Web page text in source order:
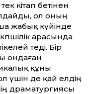
кітап бетінен
ол оның
жабық күйінде
арасында
өтеді. Бір
ондаған
құны
үшін де қай елдің
драматургиясы